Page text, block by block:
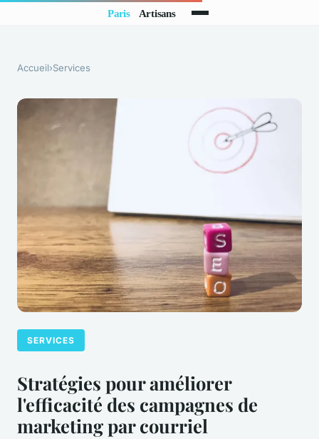
Accueil›Services
SERVICES
Stratégies pour améliorer
l'efficacité des campagnes de
marketing par courriel